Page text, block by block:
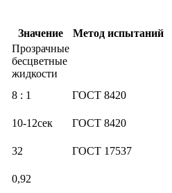
Значение
Метод испытаний
Прозрачные
бесцветные
жидкости
8 : 1
ГОСТ 8420
10-12сек
ГОСТ 8420
32
ГОСТ 17537
0,92